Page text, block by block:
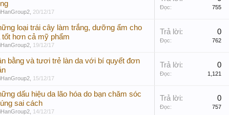
20/12/17
Đọc: 755
loại trái cây làm trắng, dưỡng ẩm cho
tốt hơn cả mỹ phẩm
19/12/17
Trả lời: 0
Đọc: 762
bằng và tươi trẻ làn da với bí quyết đơn
15/12/17
Trả lời: 0
Đọc: 1,121
dấu hiệu da lão hóa do bạn chăm sóc
sai cách
14/12/17
Trả lời: 0
Đọc: 757